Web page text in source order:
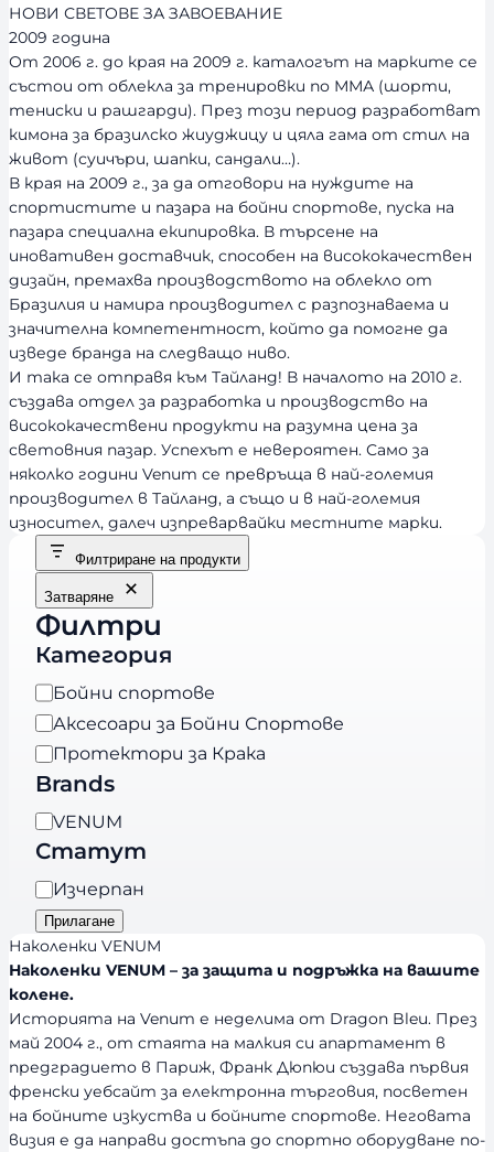
НОВИ СВЕТОВЕ ЗА ЗАВОЕВАНИЕ
2009 година
От 2006 г. до края на 2009 г. каталогът на марките се
състои от облекла за тренировки по ММА (шорти,
тениски и рашгарди). През този период разработват
кимона за бразилско жиуджицу и цяла гама от стил на
живот (суичъри, шапки, сандали…).
В края на 2009 г., за да отговори на нуждите на
спортистите и пазара на бойни спортове, пуска на
пазара специална екипировка. В търсене на
иновативен доставчик, способен на висококачествен
дизайн, премахва производството на облекло от
Бразилия и намира производител с разпознаваема и
значителна компетентност, който да помогне да
изведе бранда на следващо ниво.
И така се отправя към Тайланд! В началото на 2010 г.
създава отдел за разработка и производство на
висококачествени продукти на разумна цена за
световния пазар. Успехът е невероятен. Само за
няколко години Venum се превръща в най-големия
производител в Тайланд, а също и в най-големия
износител, далеч изпреварвайки местните марки.
Филтриране на продукти
Затваряне
Филтри
Категория
К
а
т
е
о
р
и
я
Бойни спортове
Аксесоари за Бойни Спортове
Протектори за Крака
Brands
B
r
n
d
s
VENUM
Статут
Н
а
л
и
ч
н
о
с
т
Изчерпан
Прилагане
Наколенки VENUM
Наколенки VENUM – за защита и подръжка на вашите
колене.
Историята на Venum е неделима от Dragon Bleu. През
май 2004 г., от стаята на малкия си апартамент в
предградието в Париж, Франк Дюпюи създава първия
френски уебсайт за електронна търговия, посветен
на бойните изкуства и бойните спортове. Неговата
визия е да направи достъпа до спортно оборудване по-